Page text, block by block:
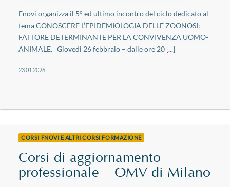
Fnovi organizza il 5° ed ultimo incontro del ciclo dedicato al
tema CONOSCERE L’EPIDEMIOLOGIA DELLE ZOONOSI:
FATTORE DETERMINANTE PER LA CONVIVENZA UOMO-
ANIMALE. Giovedì 26 febbraio – dalle ore 20 [...]
23.01.2026
CORSI FNOVI E ALTRI CORSI FORMAZIONE
Corsi di aggiornamento
professionale – OMV di Milano